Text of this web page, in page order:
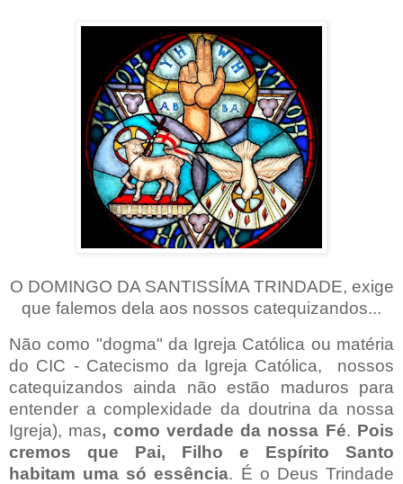
O DOMINGO DA SANTISSÍMA TRINDADE, exige
que falemos dela aos nossos catequizandos...
Não como "dogma" da Igreja Católica ou matéria
do CIC - Catecismo da Igreja Católica,
nossos
catequizandos ainda não estão maduros para
entender a complexidade da doutrina da nossa
Igreja), mas, como verdade da nossa Fé. Pois
cremos que Pai, Filho e Espírito Santo
habitam uma só essência. É o Deus Trindade